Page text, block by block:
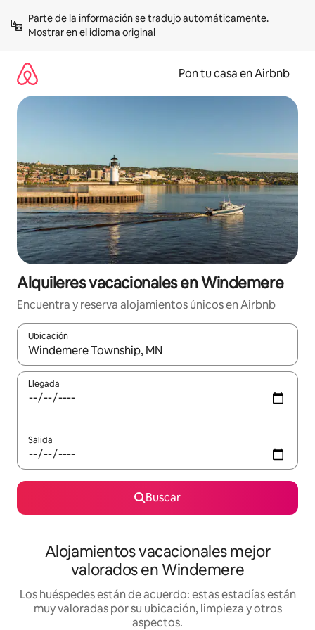
contenidoMostrar en el idioma original
Pon tu casa en Airbnb
Alquileres vacacionales en Windemere
Encuentra y reserva alojamientos únicos en Airbnb
Ubicación
Cuando los resultados estén disponibles, navega con las
Llegada
Salida
Buscar
Alojamientos vacacionales mejor
valorados en Windemere
Los huéspedes están de acuerdo: estas estadías están
muy valoradas por su ubicación, limpieza y otros
aspectos.